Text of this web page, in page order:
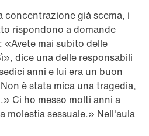
concentrazione già scema, i
rispondono a domande
«Avete mai subito delle
dice una delle responsabili
anni e lui era un buon
è stata mica una tragedia,
Ci ho messo molti anni a
molestia sessuale.» Nell'aula